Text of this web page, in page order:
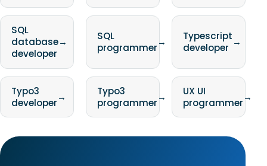
SQL
database
developer
→
SQL
programmer→
Typescript
developer →
Typo3
developer→
Typo3
programmer→
UX UI
programmer→